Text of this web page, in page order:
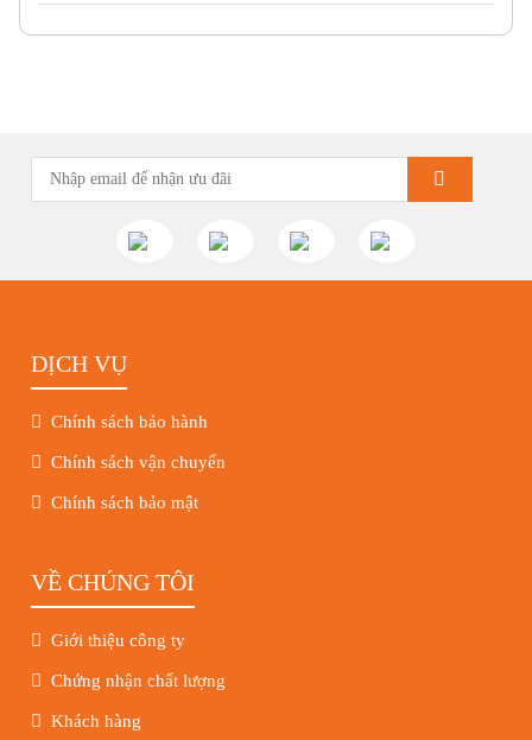
Liên hệ chúng tôi ngay
DỊCH VỤ
Chính sách bảo hành
Chính sách vận chuyển
Chính sách bảo mật
VỀ CHÚNG TÔI
Giới thiệu công ty
Chứng nhận chất lượng
Khách hàng